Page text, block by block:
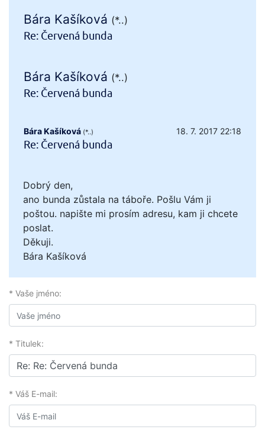
Bára Kašíková (*..)
Re: Červená bunda
Bára Kašíková (*..)
Re: Červená bunda
Bára Kašíková (*..) 18. 7. 2017 22:18
Re: Červená bunda
Dobrý den,
ano bunda zůstala na táboře. Pošlu Vám ji
poštou. napište mi prosím adresu, kam ji chcete
poslat.
Děkuji.
Bára Kašíková
* Vaše jméno:
* Titulek:
* Váš E-mail: